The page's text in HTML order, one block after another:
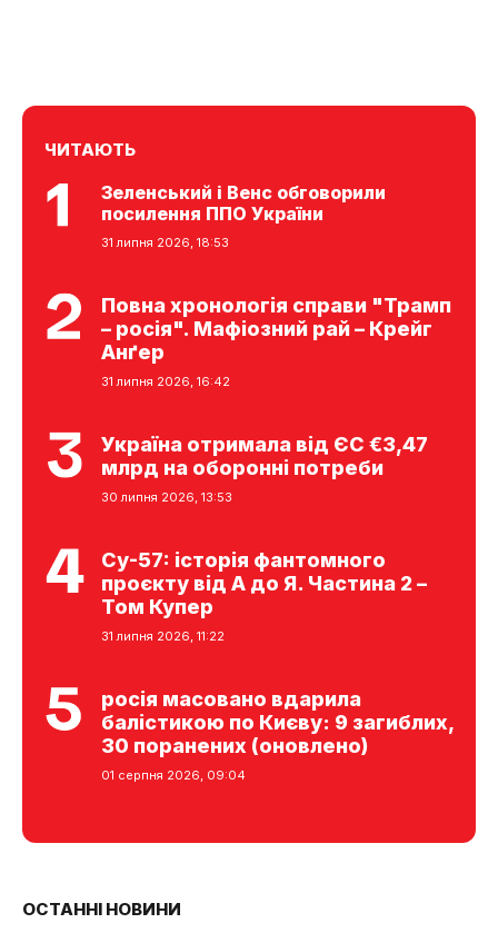
ЧИТАЮТЬ
Зеленський і Венс обговорили
посилення ППО України
31 липня 2026, 18:53
Повна хронологія справи "Трамп
– росія". Мафіозний рай – Крейг
Анґер
31 липня 2026, 16:42
Україна отримала від ЄС €3,47
млрд на оборонні потреби
30 липня 2026, 13:53
Су-57: історія фантомного
проєкту від А до Я. Частина 2 –
Том Купер
31 липня 2026, 11:22
росія масовано вдарила
балістикою по Києву: 9 загиблих,
30 поранених (оновлено)
01 серпня 2026, 09:04
ОСТАННІ НОВИНИ